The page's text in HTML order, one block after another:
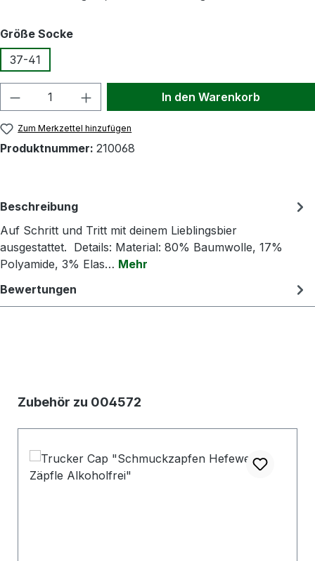
Größe Sockeauswählen
37-41
Produkt Anzahl: Gib den gewünschten
In den Warenkorb
Zum Merkzettel hinzufügen
Produktnummer: 210068
Beschreibung
Auf Schritt und Tritt mit deinem Lieblingsbier
ausgestattet. Details: Material: 80% Baumwolle, 17%
Polyamide, 3% Elas… Mehr
Bewertungen
Produktgalerie überspringen
Zubehör zu 004572